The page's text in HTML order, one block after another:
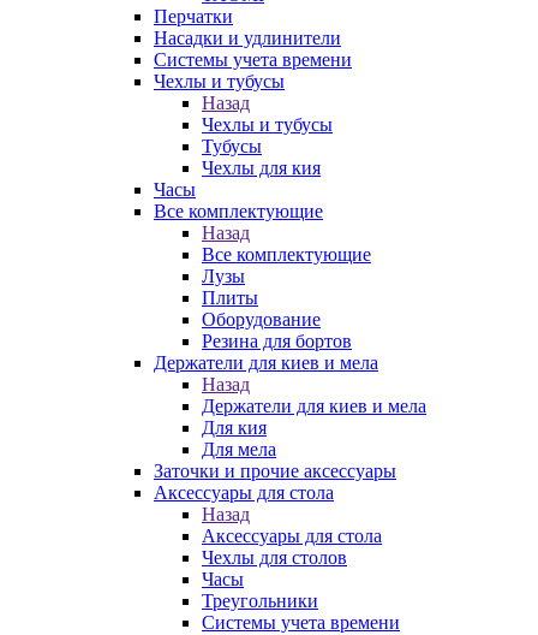
Перчатки
Насадки и удлинители
Системы учета времени
Чехлы и тубусы
Назад
Чехлы и тубусы
Тубусы
Чехлы для кия
Часы
Все комплектующие
Назад
Все комплектующие
Лузы
Плиты
Оборудование
Резина для бортов
Держатели для киев и мела
Назад
Держатели для киев и мела
Для кия
Для мела
Заточки и прочие аксессуары
Аксессуары для стола
Назад
Аксессуары для стола
Чехлы для столов
Часы
Треугольники
Системы учета времени